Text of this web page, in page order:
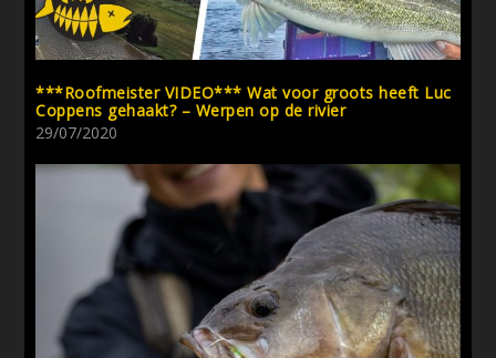
***Roofmeister VIDEO*** Wat voor groots heeft Luc
Coppens gehaakt? – Werpen op de rivier
29/07/2020